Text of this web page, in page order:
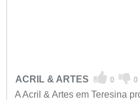
ACRIL & ARTES 0 0
A Acril & Artes em Teresina